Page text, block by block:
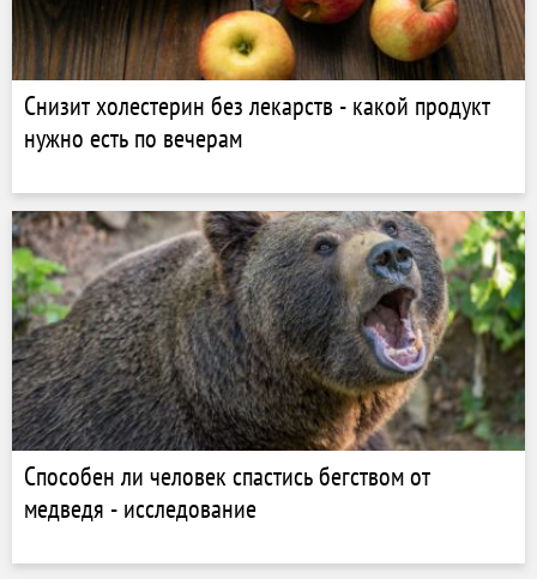
Снизит холестерин без лекарств - какой продукт
нужно есть по вечерам
Способен ли человек спастись бегством от
медведя - исследование